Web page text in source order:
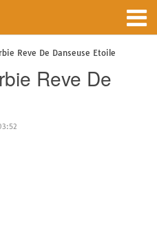
Reve De Danseuse Etoile
Reve De